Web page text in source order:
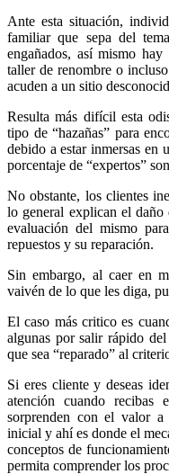
Ante esta situación,
familiar que sepa del
engañados, así mismo
taller de renombre o
acuden a un sitio
Resulta más difícil esta
tipo de “hazañas” para
debido a estar inmersas en
porcentaje de “expertos”
No obstante, los clientes
lo general explican el daño
evaluación del mismo
repuestos y su reparación.
Sin embargo, al caer en
vaivén de lo que les diga,
El caso más critico es
algunas por salir rápido
que sea “reparado” al
Si eres cliente y deseas
atención cuando recibas
sorprenden con el valor a
inicial y ahí es donde el
conceptos de
permita comprender los